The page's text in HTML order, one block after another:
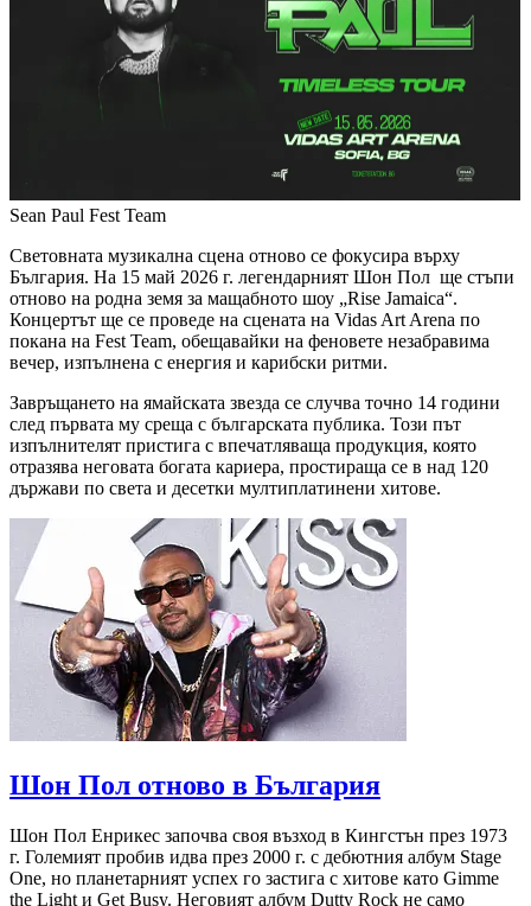
Sean Paul Fest Team
Световната музикална сцена отново се фокусира върху
България. На 15 май 2026 г. легендарният Шон Пол ще стъпи
отново на родна земя за мащабното шоу „Rise Jamaica“.
Концертът ще се проведе на сцената на Vidas Art Arena по
покана на Fest Team, обещавайки на феновете незабравима
вечер, изпълнена с енергия и карибски ритми.
Завръщането на ямайската звезда се случва точно 14 години
след първата му среща с българската публика. Този път
изпълнителят пристига с впечатляваща продукция, която
отразява неговата богата кариера, простираща се в над 120
държави по света и десетки мултиплатинени хитове.
Шон Пол отново в България
Шон Пол Енрикес започва своя възход в Кингстън през 1973
г. Големият пробив идва през 2000 г. с дебютния албум Stage
One, но планетарният успех го застига с хитове като Gimme
the Light и Get Busy. Неговият албум Dutty Rock не само